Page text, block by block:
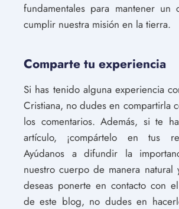
fundamentales para mantener un
cumplir nuestra misión en la tierra.
Comparte tu experiencia
Si has tenido alguna experiencia
Cristiana, no dudes en compartirla
los comentarios. Además, si te
artículo, ¡compártelo en tus
Ayúdanos a difundir la
nuestro cuerpo de manera natural
deseas ponerte en contacto con
de este blog, no dudes en